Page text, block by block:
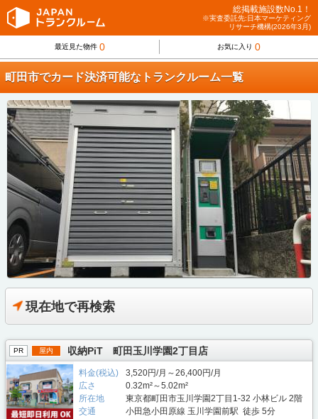
総掲載施設数No.1！
※実査委託先:日本マーケティング
リサーチ機構(2026年3月)
最近見た物件 0 お気に入り 0
町田市でカード決済可能なトランクルーム一覧
現在地で再検索
PR 屋内 収納PiT 町田玉川学園2丁目店
料金(税込)
3,520円/月～26,400円/月
広さ
0.32m²～5.02m²
所在地
東京都町田市玉川学園2丁目1-32 小林ビル 2階
交通
小田急小田原線 玉川学園前駅 徒歩 5分